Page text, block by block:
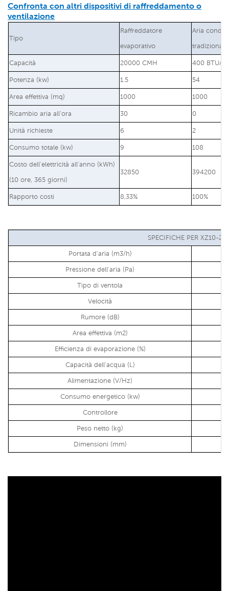
Confronta con altri dispositivi di raffreddamento o
ventilazione
Tipo
Raffreddatore
evaporativo
Aria
tradizionale
Capacità 20000 CMH 400 BTU/
Potenza (kw) 1.5 54
Area effettiva (mq) 1000 1000
Ricambio aria all'ora 30 0
Unità richieste 6 2
Consumo totale (kw) 9 108
Costo dell'elettricità all'anno (kWh)
(10 ore, 365 giorni)
32850 394200
Rapporto costi 8,33% 100%
SPECIFICHE PER XZ10-
Portata d'aria (m3/h)
Pressione dell'aria (Pa)
Tipo di ventola
Velocità
Rumore (dB)
Area effettiva (m2)
Efficienza di evaporazione (%)
Capacità dell'acqua (L)
Alimentazione (V/Hz)
Consumo energetico (kw)
Controllore
Peso netto (kg)
Dimensioni (mm)